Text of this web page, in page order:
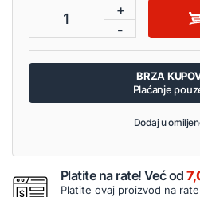
1
+
-
BRZA
Plaćanje
Dodaj u
Platite na rate! Već od
Platite ovaj proizvod na